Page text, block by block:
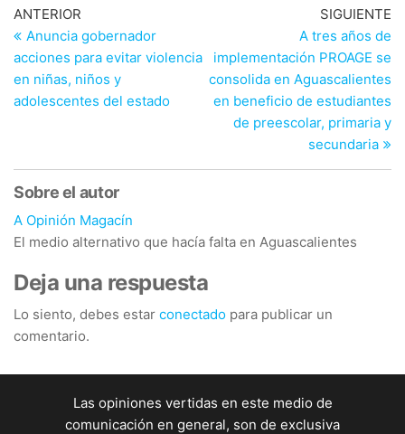
Navegación
de
entradas
Entrada
anterior
ANTERIOR
Anuncia gobernador
acciones para evitar violencia
en niñas, niños y
adolescentes del estado
SIGUIENTE
A tres años de
implementación PROAGE se
consolida en Aguascalientes
en beneficio de estudiantes
de preescolar, primaria y
secundaria
Sobre el autor
A Opinión Magacín
El medio alternativo que hacía falta en Aguascalientes
Deja una respuesta
Lo siento, debes estar conectado para publicar un
comentario.
Las opiniones vertidas en este medio de
comunicación en general, son de exclusiva